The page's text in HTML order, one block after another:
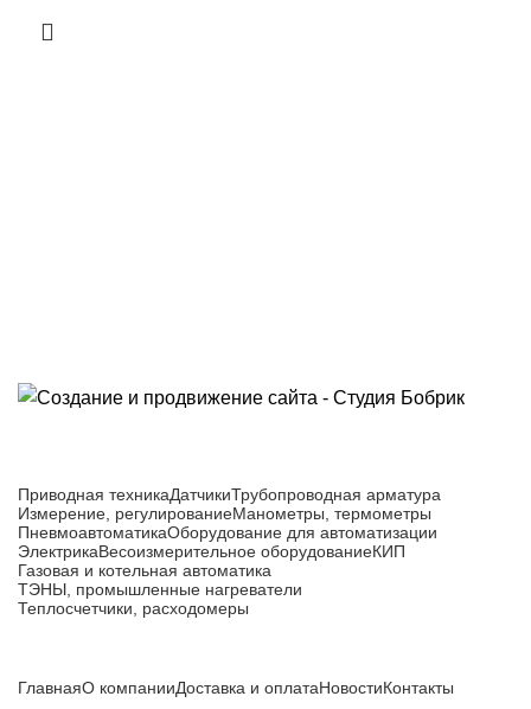
Приводная техникаДатчикиТрубопроводная арматура
Измерение, регулированиеМанометры, термометры
ПневмоавтоматикаОборудование для автоматизации
ЭлектрикаВесоизмерительное оборудованиеКИП
Газовая и котельная автоматика
ТЭНЫ, промышленные нагреватели
Теплосчетчики, расходомеры
ГлавнаяО компанииДоставка и оплатаНовостиКонтакты